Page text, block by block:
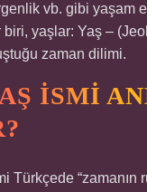
vb. gibi yaşam
biri, yaşlar: Yaş –
zaman dilimi.
ISMI
Türkçede “zamanın